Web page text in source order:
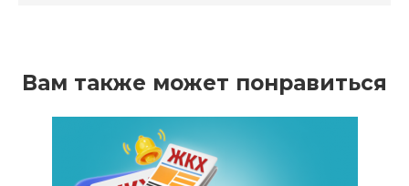
Вам также может понравиться